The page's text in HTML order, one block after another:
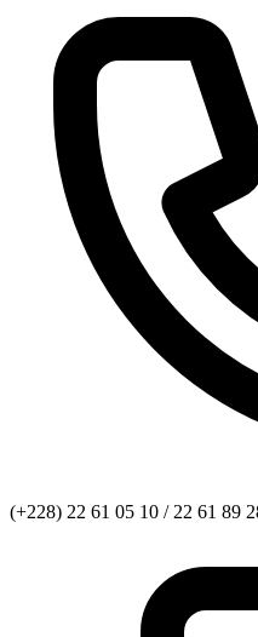
(+228) 22 61 05 10 / 22 61 89